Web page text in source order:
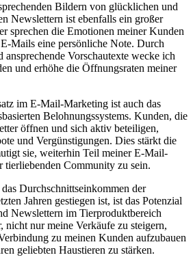
​Bildern von glücklichen und
Newslettern ist ebenfalls ein‌ großer
sprechen die Emotionen meiner Kunden
Mails eine persönliche Note. Durch
Vorschautexte wecke ich
und erhöhe die Öffnungsraten meiner
⁣im E-Mail-Marketing⁤ ist auch das
‍Belohnungssystems. Kunden, die
öffnen und sich aktiv beteiligen,
‌und Vergünstigungen. ​Dies stärkt die
sie, weiterhin Teil meiner E-Mail-
tierliebenden Community ‌zu sein.
⁢Durchschnittseinkommen der
Jahren gestiegen ist, ist das Potenzial
Newslettern im Tierproduktbereich‌
nicht nur meine⁢ Verkäufe ⁢zu steigern,
zu meinen Kunden aufzubauen
geliebten‌ Haustieren zu stärken.